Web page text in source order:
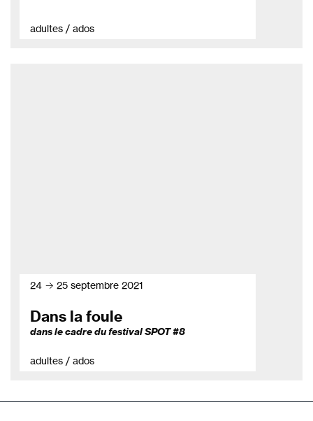
adultes / ados
24 → 25 septembre 2021
Dans la foule
dans le cadre du festival SPOT #8
adultes / ados